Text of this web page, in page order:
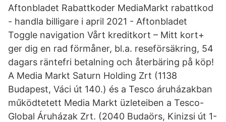
Aftonbladet Rabattkoder MediaMarkt rabattkod
- handla billigare i april 2021 - Aftonbladet
Toggle navigation Vårt kreditkort – Mitt kort+
ger dig en rad förmåner, bl.a. reseförsäkring, 54
dagars räntefri betalning och återbäring på köp!
A Media Markt Saturn Holding Zrt (1138
Budapest, Váci út 140.) és a Tesco áruházakban
működtetett Media Markt üzleteiben a Tesco-
Global Áruházak Zrt. (2040 Budaörs, Kinizsi út 1-